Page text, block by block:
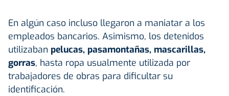
En algún caso incluso llegaron a maniatar a los
empleados bancarios. Asimismo, los detenidos
utilizaban pelucas, pasamontañas, mascarillas,
gorras, hasta ropa usualmente utilizada por
trabajadores de obras para dificultar su
identificación.